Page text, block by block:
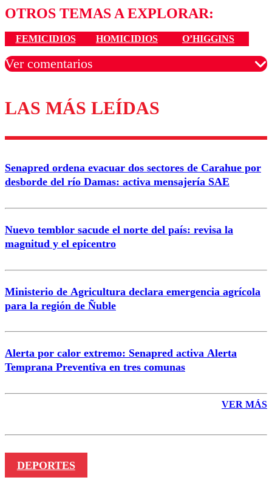
OTROS TEMAS A EXPLORAR:
FEMICIDIOS HOMICIDIOS O’HIGGINS
Ver comentarios
Los comentarios son moderados para garantizar un
diálogo respetuoso.
Correo
LAS MÁS LEÍDAS
Senapred ordena evacuar dos sectores de Carahue por
desborde del río Damas: activa mensajería SAE
Nuevo temblor sacude el norte del país: revisa la
magnitud y el epicentro
Ministerio de Agricultura declara emergencia agrícola
para la región de Ñuble
Alerta por calor extremo: Senapred activa Alerta
Temprana Preventiva en tres comunas
VER MÁS
DEPORTES